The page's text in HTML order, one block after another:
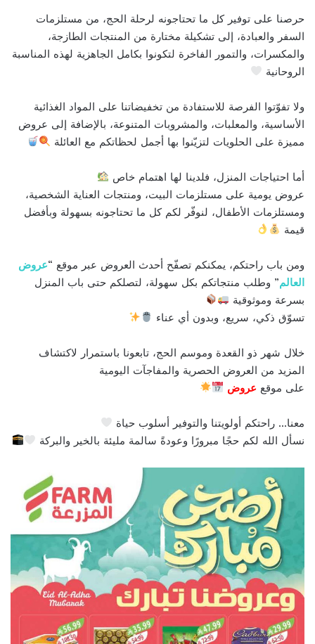
حرصنا على توفير كل ما تحتاجونه لرحلة الحج، من مستلزمات
السفر والعبادة، إلى تشكيلة مختارة من المنتجات الطازجة،
والمكسرات، والتمور الفاخرة لتكونوا بكامل الجاهزية لهذه المناسبة
الروحانية
ولا تفوّتوا الفرصة للاستفادة من تخفيضاتنا على المواد الغذائية
الأساسية، والمعلبات، والمشروبات المتنوعة، بالإضافة إلى عروض
مميزة على الحلويات لتزيّنوا بها أجمل لحظاتكم مع العائلة
أما احتياجات المنزل، فلدينا لها اهتمام خاص
عروض يومية على مستلزمات البيت، ومنتجات العناية الشخصية،
ومستلزمات الأطفال، لنوفّر لكم كل ما تحتاجونه بسهولة وبأفضل
قيمة
ومن باب راحتكم، يمكنكم تصفّح أحدث العروض عبر موقع “عروض
العالم” وطلب منتجاتكم بكل سهولة، لتصلكم حتى باب المنزل
بسرعة وموثوقية
تسوّق ذكي، سريع، وبدون أي عناء
خلال شهر ذو القعدة وموسم الحج، تابعونا باستمرار لاكتشاف
المزيد من العروض الحصرية والمفاجآت اليومية
على موقع عروض
معنا… راحتكم أولويتنا والتوفير أسلوب حياة
نسأل الله لكم حجًا مبرورًا وعودةً سالمة مليئة بالخير والبركة